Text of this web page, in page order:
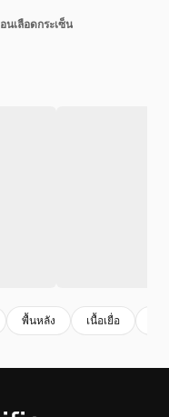
เลือดกระเซ็น
พื้นหลัง เนื้อเยื่อ